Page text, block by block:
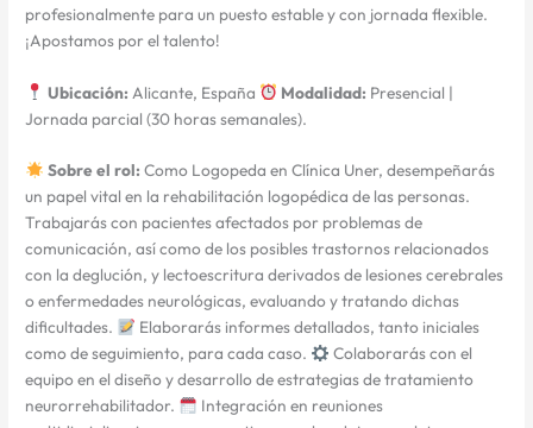
profesionalmente para un puesto estable y con jornada flexible.
¡Apostamos por el talento!
Ubicación: Alicante, España Modalidad: Presencial |
Jornada parcial (30 horas semanales).
Sobre el rol: Como Logopeda en Clínica Uner, desempeñarás
un papel vital en la rehabilitación logopédica de las personas.
Trabajarás con pacientes afectados por problemas de
comunicación, así como de los posibles trastornos relacionados
con la deglución, y lectoescritura derivados de lesiones cerebrales
o enfermedades neurológicas, evaluando y tratando dichas
dificultades.
Elaborarás informes detallados, tanto iniciales
como de seguimiento, para cada caso.
Colaborarás con el
equipo en el diseño y desarrollo de estrategias de tratamiento
neurorrehabilitador.
Integración en reuniones